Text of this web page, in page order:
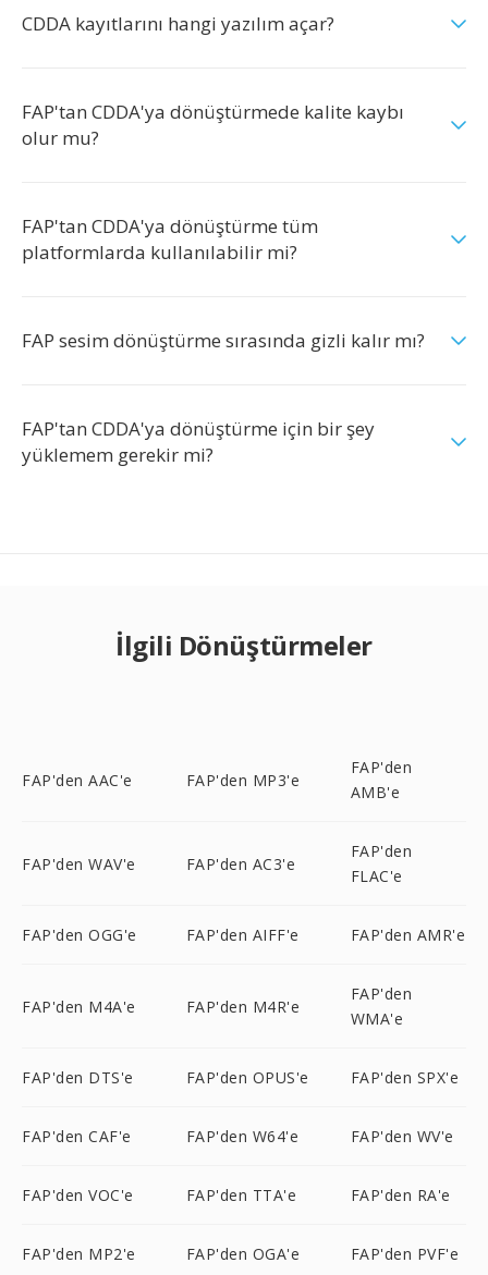
CDDA kayıtlarını hangi yazılım açar?
FAP'tan CDDA'ya dönüştürmede kalite kaybı
olur mu?
FAP'tan CDDA'ya dönüştürme tüm
platformlarda kullanılabilir mi?
FAP sesim dönüştürme sırasında gizli kalır mı?
FAP'tan CDDA'ya dönüştürme için bir şey
yüklemem gerekir mi?
İlgili Dönüştürmeler
FAP'den AAC'e FAP'den MP3'e
FAP'den
AMB'e
FAP'den WAV'e FAP'den AC3'e
FAP'den
FLAC'e
FAP'den OGG'e FAP'den AIFF'e FAP'den AMR'e
FAP'den M4A'e FAP'den M4R'e
FAP'den
WMA'e
FAP'den DTS'e FAP'den OPUS'e FAP'den SPX'e
FAP'den CAF'e FAP'den W64'e FAP'den WV'e
FAP'den VOC'e FAP'den TTA'e FAP'den RA'e
FAP'den MP2'e FAP'den OGA'e FAP'den PVF'e